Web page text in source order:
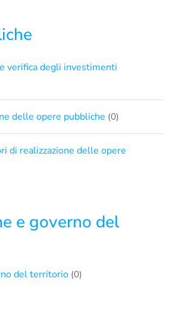
verifica degli investimenti
delle opere pubbliche (0)
di realizzazione delle opere
e governo del
del territorio (0)